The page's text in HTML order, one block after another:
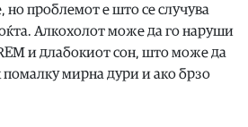
но проблемот е што се случува
Алкохолот може да го наруши
и длабокиот сон, што може да
помалку мирна дури и ако брзо